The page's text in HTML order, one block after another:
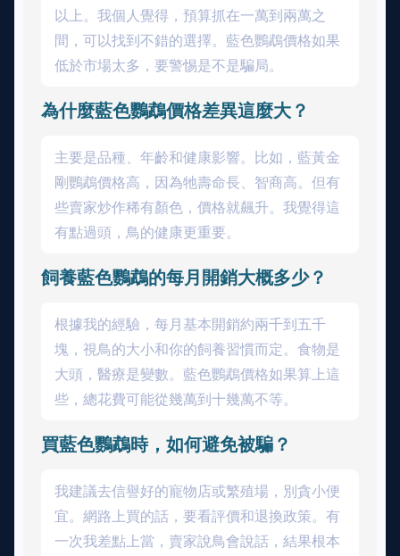
以上。我個人覺得，預算抓在一萬到兩萬之
間，可以找到不錯的選擇。藍色鸚鵡價格如果
低於市場太多，要警惕是不是騙局。
為什麼藍色鸚鵡價格差異這麼大？
主要是品種、年齡和健康影響。比如，藍黃金
剛鸚鵡價格高，因為牠壽命長、智商高。但有
些賣家炒作稀有顏色，價格就飆升。我覺得這
有點過頭，鳥的健康更重要。
飼養藍色鸚鵡的每月開銷大概多少？
根據我的經驗，每月基本開銷約兩千到五千
塊，視鳥的大小和你的飼養習慣而定。食物是
大頭，醫療是變數。藍色鸚鵡價格如果算上這
些，總花費可能從幾萬到十幾萬不等。
買藍色鸚鵡時，如何避免被騙？
我建議去信譽好的寵物店或繁殖場，別貪小便
宜。網路上買的話，要看評價和退換政策。有
一次我差點上當，賣家說鳥會說話，結果根本